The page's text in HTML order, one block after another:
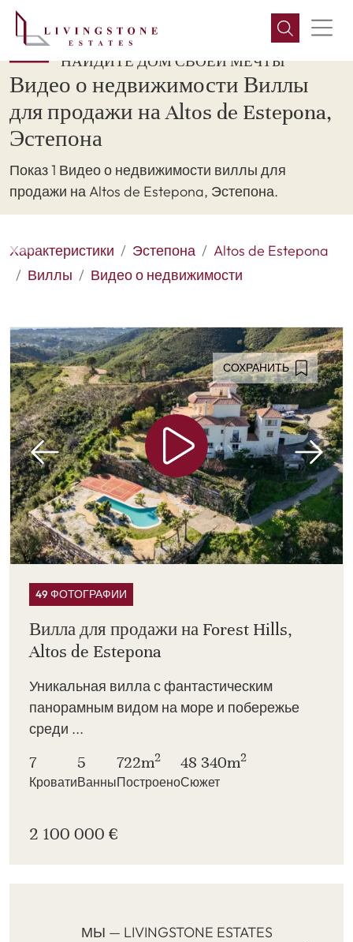
НАЙДИТЕ ДОМ СВОЕЙ МЕЧТЫ
Видео о недвижимости Виллы
для продажи на Altos de Estepona,
Эстепона
Показ 1 Видео о недвижимости виллы для
продажи на Altos de Estepona, Эстепона.
Характеристики Эстепона
Altos de Estepona
Виллы
Видео о недвижимости
СОХРАНИТЬ
49 ФОТОГРАФИИ
Вилла для продажи на Forest Hills,
Altos de Estepona
Уникальная вилла с фантастическим
панорамным видом на море и побережье
среди ...
7
Кровати
5
Ванны
722m2
Построено
48 340m2
Сюжет
2 100 000 €
МЫ — LIVINGSTONE ESTATES